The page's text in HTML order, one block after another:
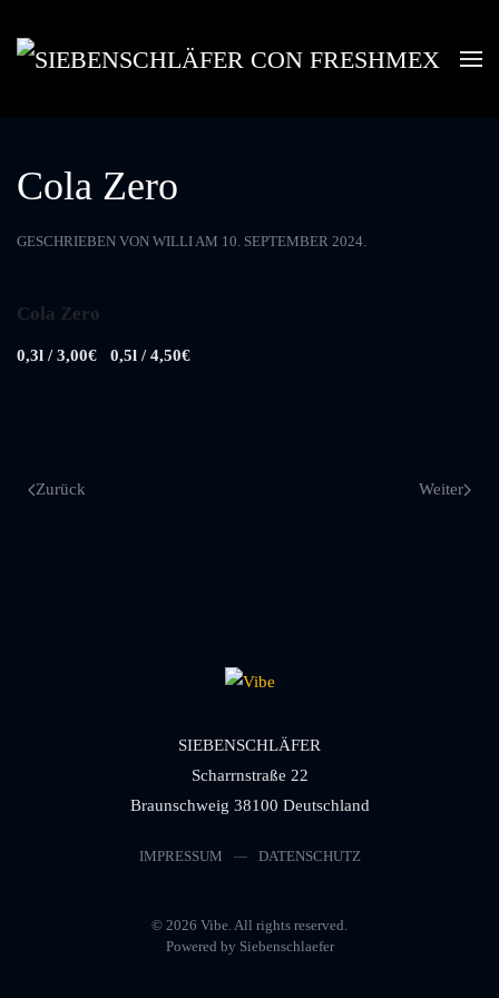
Skip to main content
Cola Zero
GESCHRIEBEN VON WILLIAM 10. SEPTEMBER 2024.
Cola Zero
0,3l / 3,00€ 0,5l / 4,50€
Zurück Weiter
SIEBENSCHLÄFER
Scharrnstraße 22
Braunschweig 38100 Deutschland
IMPRESSUM DATENSCHUTZ
© 2026 Vibe. All rights reserved.
Powered by Siebenschlaefer